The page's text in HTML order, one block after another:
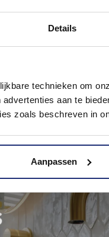
Details
technieken om
aan te
zoals beschreven in
Aanpassen